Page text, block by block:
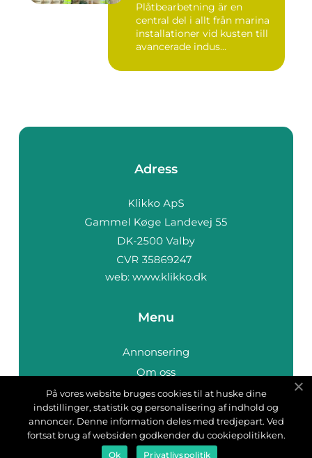
Plåtbearbetning är en
central del i allt från marina
installationer vid kusten till
avancerade indus...
Adress
web: www.klikko.dk
Menu
Annonsering
Om oss
Cookies
Kontakta oss
Sitemap
På vores website bruges cookies til at huske dine
indstillinger, statistik og personalisering af indhold og
annoncer. Denne information deles med tredjepart. Ved
fortsat brug af websiden godkender du cookiepolitikken.
Ok Privatlivspolitik